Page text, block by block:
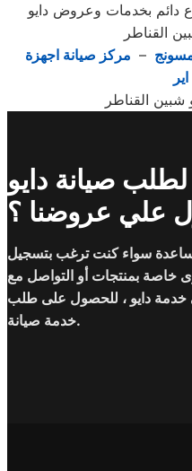
دائم بخدمات وعروض دايو
– مركز صيانة اجهزة
شبين القناطر
صيانة دايو
علي عروضنا ؟
سواء كنت ترغب بتسجيل
خاصة بمنتجات أو التواصل مع
خدمة دايو ، للحصول على طلب
خدمة صيانة.